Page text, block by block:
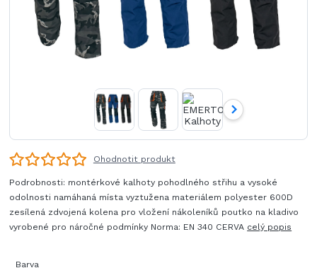
Ohodnotit produkt
Podrobnosti: montérkové kalhoty pohodlného střihu a vysoké
odolnosti namáhaná místa vyztužena materiálem polyester 600D
zesílená zdvojená kolena pro vložení nákoleníků poutko na kladivo
vyrobené pro náročné podmínky Norma: EN 340 CERVA celý popis
Barva